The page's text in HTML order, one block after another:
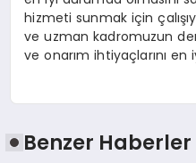
hizmeti sunmak için
ve uzman kadromuzun
ve onarım ihtiyaçlarını en
Benzer Haberler